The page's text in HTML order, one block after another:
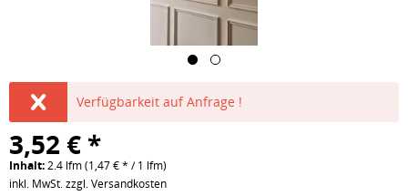
Verfügbarkeit auf Anfrage !
3,52 € *
Inhalt:2.4 lfm (1,47 € * / 1 lfm)
inkl. MwSt.zzgl. Versandkosten